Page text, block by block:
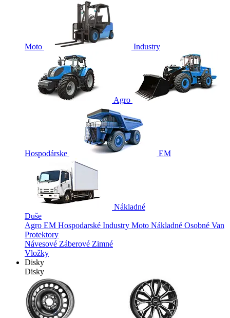
Moto Industry
Agro
Hospodárske EM
Nákladné
Duše
Agro EM Hospodarské Industry Moto Nákladné Osobné Van
Protektory
Návesové Záberové Zimné
Vložky
Disky
Disky